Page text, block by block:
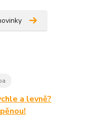
a levně?